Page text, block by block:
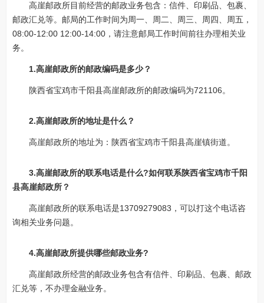
高崖邮政所目前经营的邮政业务包含：信件、印刷品、包裹、
邮政汇兑等。邮局的工作时间为周一、周二、周三、周四、周五，
08:00-12:00 12:00-14:00，请注意邮局工作时间前往办理相关业
务。
1.高崖邮政所的邮政编码是多少？
陕西省宝鸡市千阳县高崖邮政所的邮政编码为721106。
2.高崖邮政所的地址是什么？
高崖邮政所的地址为：陕西省宝鸡市千阳县高崖镇街道。
3.高崖邮政所的联系电话是什么?如何联系陕西省宝鸡市千阳
县高崖邮政所？
高崖邮政所的联系电话是13709279083，可以打这个电话咨
询相关业务问题。
4.高崖邮政所提供哪些邮政业务?
高崖邮政所经营的邮政业务包含有信件、印刷品、包裹、邮政
汇兑等，不办理金融业务。